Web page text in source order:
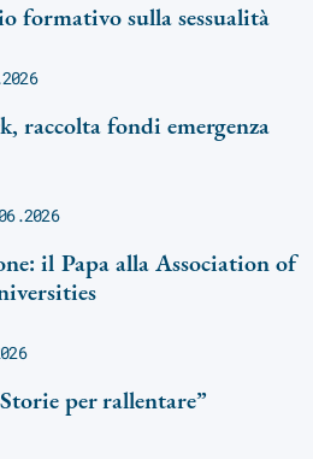
formativo sulla sessualità
raccolta fondi emergenza
il Papa alla Association of
per rallentare”